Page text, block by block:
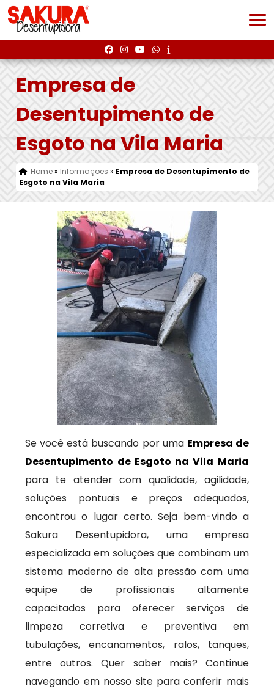
Empresa de
Desentupimento de
Esgoto na Vila Maria
Home» Informações » Empresa de Desentupimento de
Esgoto na Vila Maria
Se você está buscando por uma Empresa de
Desentupimento de Esgoto na Vila Maria
para te atender com qualidade, agilidade,
soluções pontuais e preços adequados,
encontrou o lugar certo. Seja bem-vindo a
Sakura Desentupidora, uma empresa
especializada em soluções que combinam um
sistema moderno de alta pressão com uma
equipe de profissionais altamente
capacitados para oferecer serviços de
limpeza corretiva e preventiva em
tubulações, encanamentos, ralos, tanques,
entre outros. Quer saber mais? Continue
navegando em nosso site para conferir mais